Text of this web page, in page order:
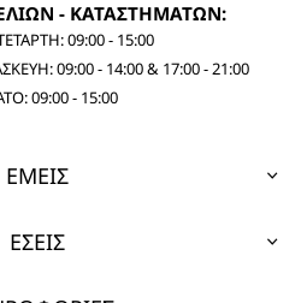
- ΚΑΤΑΣΤΗΜΑΤΩΝ:
09:00 - 15:00
09:00 - 14:00 & 17:00 - 21:00
09:00 - 15:00
ΕΜΕΙΣ
ΕΣΕΙΣ